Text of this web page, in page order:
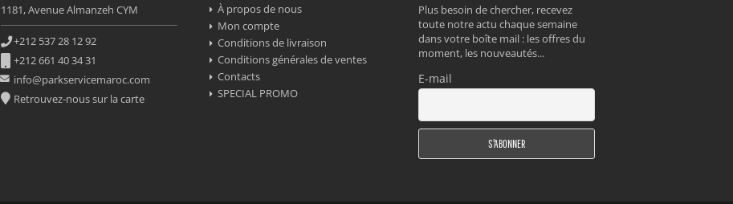
1181, Avenue Almanzeh CYM
+212 537 28 12 92
+212 661 40 34 31
info@parkservicemaroc.com
Retrouvez-nous sur la carte
À propos de nous
Mon compte
Conditions de livraison
Conditions générales de ventes
Contacts
SPECIAL PROMO
Plus besoin de chercher, recevez
toute notre actu chaque semaine
dans votre boîte mail : les offres du
moment, les nouveautés...
E-mail